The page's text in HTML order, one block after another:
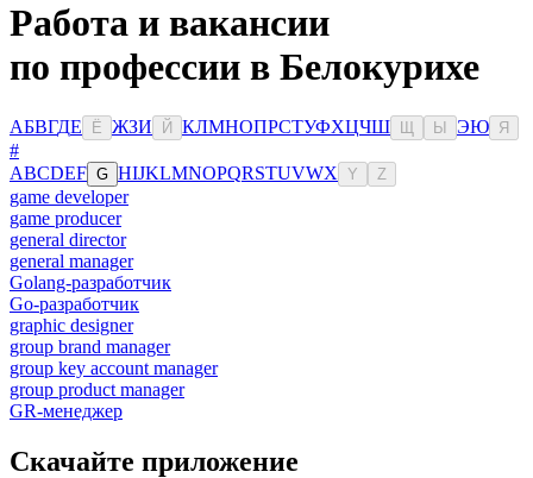
Работа и вакансии
по профессии в Белокурихе
АБВГДЕ Ё ЖЗИ Й КЛМНОПРСТУФХЦЧШ Ы ЭЮ Я
#
ABCDEF G HIJKLMNOPQRSTUVWX Y Z
game developer
game producer
general director
general manager
Golang-разработчик
Go-разработчик
graphic designer
group brand manager
group key account manager
group product manager
GR-менеджер
Скачайте приложение